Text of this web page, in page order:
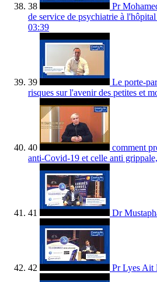
38
Pr
de service de psychiatrie à
03:39
39
Le porte-
risques sur l'avenir des petites et
40
comment
anti-Covid-19 et celle anti
41 Dr
42 Pr Lyes Ait